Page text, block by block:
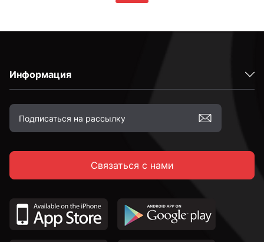
Информация
Связаться с нами